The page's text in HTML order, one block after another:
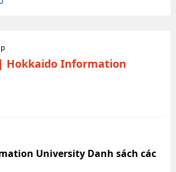
Hokkaido Information
University Danh sách các